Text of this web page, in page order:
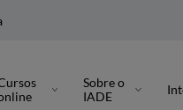
Sobre o
IADE